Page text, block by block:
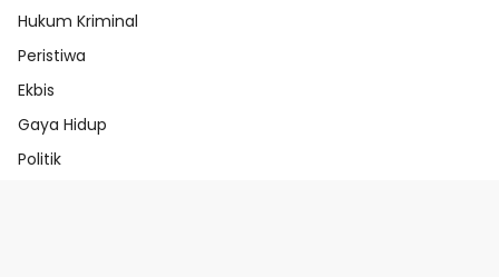
Hukum Kriminal
Peristiwa
Ekbis
Gaya Hidup
Politik